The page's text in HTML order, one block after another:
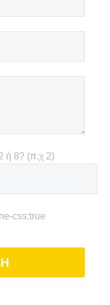
2 ή 8? (π.χ 2)
css:true